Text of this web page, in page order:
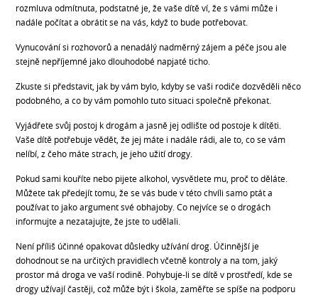
rozmluva odmítnuta, podstatné je, že vaše dítě ví, že s vámi může i
nadále počítat a obrátit se na vás, když to bude potřebovat.
Vynucování si rozhovorů a nenadálý nadměrný zájem a péče jsou ale
stejně nepříjemné jako dlouhodobé napjaté ticho.
Zkuste si představit, jak by vám bylo, kdyby se vaši rodiče dozvěděli něco
podobného, a co by vám pomohlo tuto situaci společně překonat.
Vyjádřete svůj postoj k drogám a jasně jej odlište od postoje k dítěti.
Vaše dítě potřebuje vědět, že jej máte i nadále rádi, ale to, co se vám
nelíbí, z čeho máte strach, je jeho užití drogy.
Pokud sami kouříte nebo pijete alkohol, vysvětlete mu, proč to děláte.
Můžete tak předejít tomu, že se vás bude v této chvíli samo ptát a
používat to jako argument své obhajoby. Co nejvíce se o drogách
informujte a nezatajujte, že jste to udělali.
Není příliš účinné opakovat důsledky užívání drog. Účinnější je
dohodnout se na určitých pravidlech včetně kontroly a na tom, jaký
prostor má droga ve vaší rodině. Pohybuje-Ii se dítě v prostředí, kde se
drogy užívají častěji, což může být i škola, zaměřte se spíše na podporu